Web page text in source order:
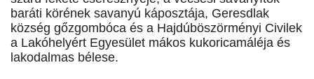
baráti körének savanyú káposztája, Geresdlak
község gőzgombóca és a Hajdúböszörményi Civilek
a Lakóhelyért Egyesület mákos kukoricamáléja és
lakodalmas bélese.